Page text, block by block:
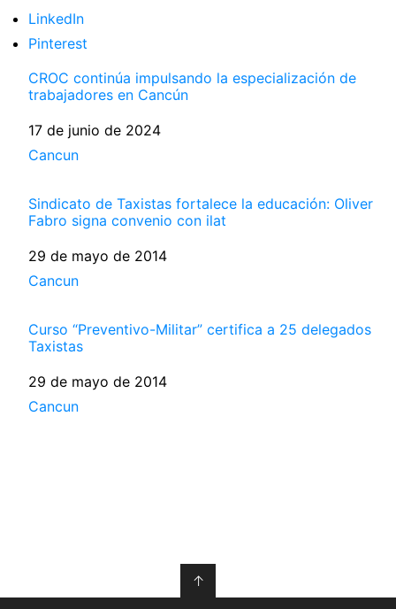
LinkedIn
Pinterest
CROC continúa impulsando la especialización de
trabajadores en Cancún
Fecha
17 de junio de 2024
Respecto a
Cancun
Sindicato de Taxistas fortalece la educación: Oliver
Fabro signa convenio con ilat
Fecha
29 de mayo de 2014
Respecto a
Cancun
Curso “Preventivo-Militar” certifica a 25 delegados
Taxistas
Fecha
29 de mayo de 2014
Respecto a
Cancun
↑